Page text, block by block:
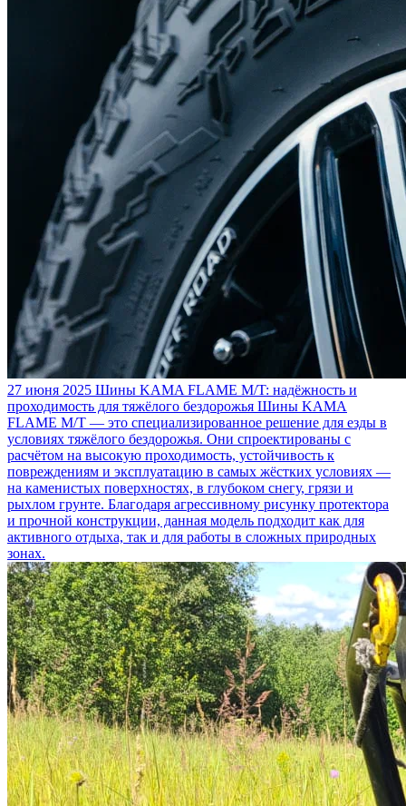
27 июня 2025 Шины KAMA FLAME M/T: надёжность и
проходимость для тяжёлого бездорожья Шины KAMA
FLAME M/T — это специализированное решение для езды в
условиях тяжёлого бездорожья. Они спроектированы с
расчётом на высокую проходимость, устойчивость к
повреждениям и эксплуатацию в самых жёстких условиях —
на каменистых поверхностях, в глубоком снегу, грязи и
рыхлом грунте. Благодаря агрессивному рисунку протектора
и прочной конструкции, данная модель подходит как для
активного отдыха, так и для работы в сложных природных
зонах.